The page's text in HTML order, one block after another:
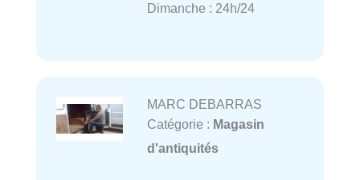
Dimanche : 24h/24
MARC DEBARRAS
Catégorie : Magasin
d'antiquités